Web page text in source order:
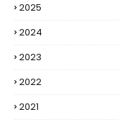
2025
2024
2023
2022
2021